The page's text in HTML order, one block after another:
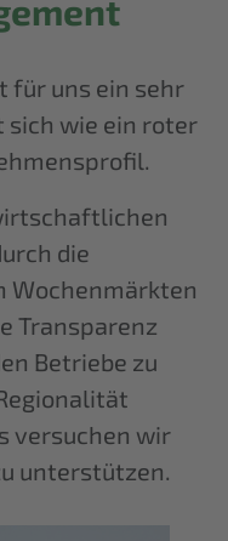
für uns ein sehr
sich wie ein roter
die
Wochenmärkten
Transparenz
Betriebe zu
versuchen wir
unterstützen.